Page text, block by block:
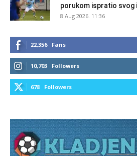
porukom ispratio svog
8 Aug 2026. 11:36
22,356 Fans
10,703 Followers
678 Followers